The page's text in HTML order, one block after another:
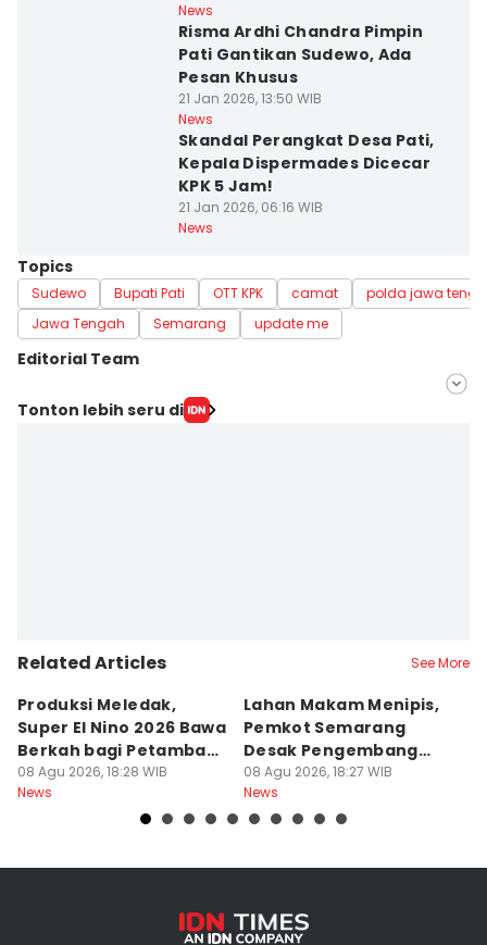
News
Risma Ardhi Chandra Pimpin
Pati Gantikan Sudewo, Ada
Pesan Khusus
21 Jan 2026, 13:50 WIB
News
Skandal Perangkat Desa Pati,
Kepala Dispermades Dicecar
KPK 5 Jam!
21 Jan 2026, 06:16 WIB
News
Topics
Sudewo Bupati Pati OTT KPK camat
polda jawa
Jawa Tengah
Semarang update me
Editorial Team
Editor
Tonton lebih seru di
Related Articles See More
Produksi Meledak,
Super El Nino 2026 Bawa
Berkah bagi Petambak
Garam
08 Agu 2026, 18:28 WIB
News
Lahan Makam Menipis,
Pemkot Semarang
Desak Pengembang
Serahkan PSU
08 Agu 2026, 18:27 WIB
News